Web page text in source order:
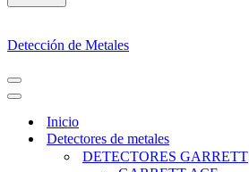
Detección de Metales
MENÚ
DE
NAVEGACIÓN
MENÚ
DE
NAVEGACIÓN
Inicio
Detectores de metales
DETECTORES GARRETT